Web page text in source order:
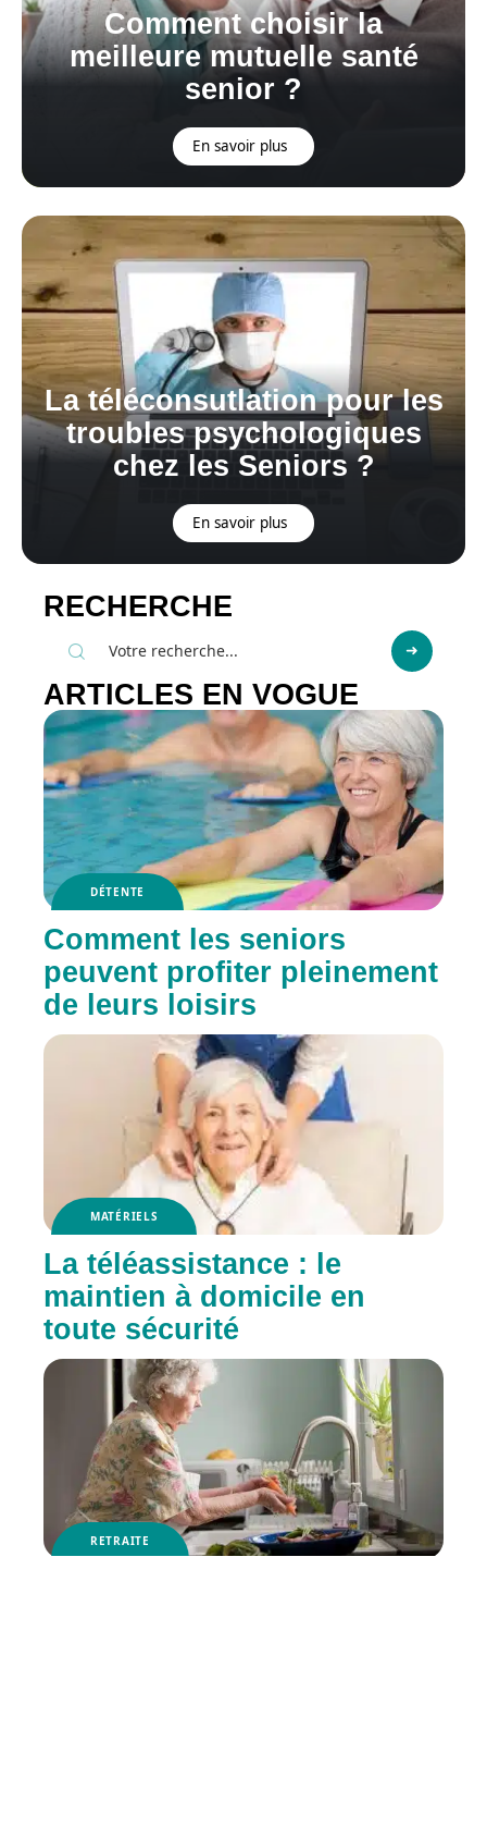
Comment choisir la
meilleure mutuelle santé
senior ?
En savoir plus
La téléconsutlation pour les
troubles psychologiques
chez les Seniors ?
En savoir plus
RECHERCHE
ARTICLES EN VOGUE
DÉTENTE
Comment les seniors
peuvent profiter pleinement
de leurs loisirs
MATÉRIELS
La téléassistance : le
maintien à domicile en
toute sécurité
RETRAITE